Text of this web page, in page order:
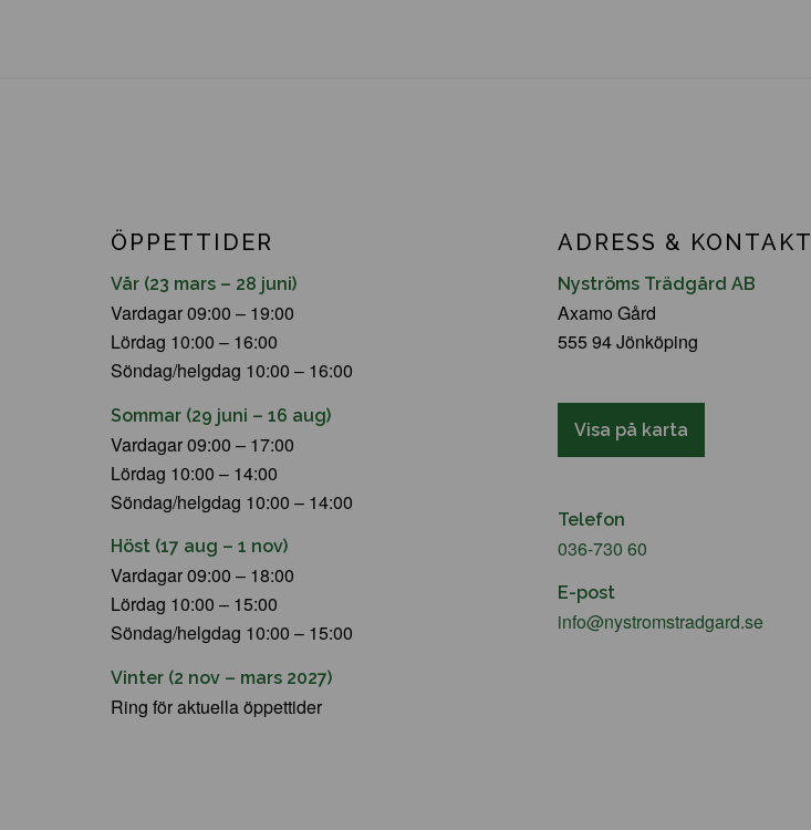
ÖPPETTIDER
Vår (23 mars – 28 juni)
Vardagar 09:00 – 19:00
Lördag 10:00 – 16:00
Söndag/helgdag 10:00 – 16:00
Sommar (29 juni – 16 aug)
Vardagar 09:00 – 17:00
Lördag 10:00 – 14:00
Söndag/helgdag 10:00 – 14:00
Höst (17 aug – 1 nov)
Vardagar 09:00 – 18:00
Lördag 10:00 – 15:00
Söndag/helgdag 10:00 – 15:00
Vinter (2 nov – mars 2027)
Ring för aktuella öppettider
ADRESS & KONTAKT
Nyströms Trädgård AB
Axamo Gård
555 94 Jönköping
Visa på karta
Telefon
036-730 60
E-post
info@nystromstradgard.se